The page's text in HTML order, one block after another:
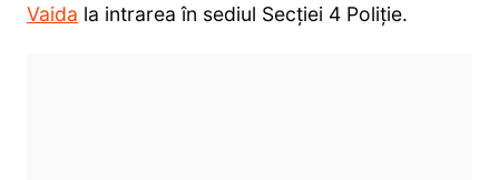
Vaida la intrarea în sediul Secției 4 Poliție.